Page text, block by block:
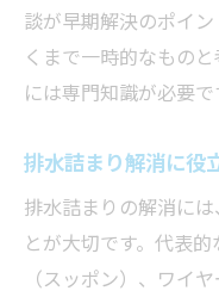
談が早期解決のポイ
くまで一時的なもの
には専門知識が必要で
排水詰まり解消に役
排水詰まりの解消に
とが大切です。代表
（スッポン）、ワイ